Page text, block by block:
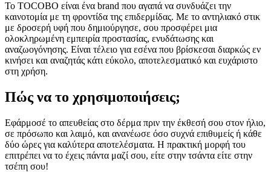
Το TOCOBO είναι ένα brand που αγαπά να συνδυάζει την
καινοτομία με τη φροντίδα της επιδερμίδας. Με το αντηλιακό στικ
με δροσερή υφή που δημιούργησε, σου προσφέρει μια
ολοκληρωμένη εμπειρία προστασίας, ενυδάτωσης και
αναζωογόνησης. Είναι τέλειο για εσένα που βρίσκεσαι διαρκώς εν
κινήσει και αναζητάς κάτι εύκολο, αποτελεσματικό και ευχάριστο
στη χρήση.
Πώς να το χρησιμοποιήσεις;
Εφάρμοσέ το απευθείας στο δέρμα πριν την έκθεσή σου στον ήλιο,
σε πρόσωπο και λαιμό, και ανανέωσε όσο συχνά επιθυμείς ή κάθε
δύο ώρες για καλύτερα αποτελέσματα. Η πρακτική μορφή του
επιτρέπει να το έχεις πάντα μαζί σου, είτε στην τσάντα είτε στην
τσέπη σου!